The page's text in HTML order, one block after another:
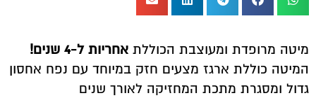
מיטה מרופדת ומעוצבת הכוללת אחריות ל-4 שנים!
המיטה כוללת ארגז מצעים חזק במיוחד עם נפח אחסון
גדול ומסגרת מתכת המחזיקה לאורך שנים